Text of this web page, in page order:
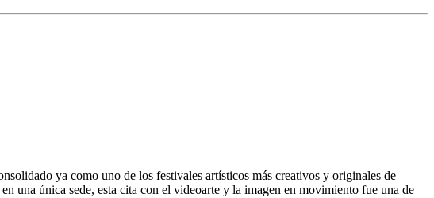
ya como uno de los festivales artísticos más creativos y originales de
una única sede, esta cita con el videoarte y la imagen en movimiento fue una de